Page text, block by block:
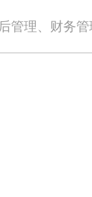
失概不负责。本网站
管理、财务